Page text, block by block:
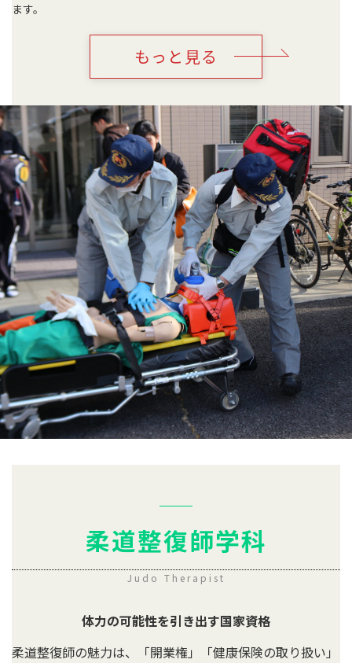
ます。
もっと見る
柔道整復師学科
Judo Therapist
体力の可能性を引き出す国家資格
柔道整復師の魅力は、「開業権」「健康保険の取り扱い」